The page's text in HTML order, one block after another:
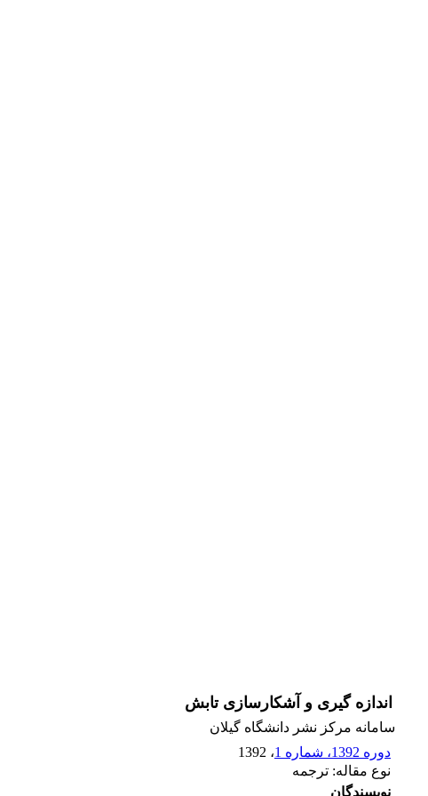
اندازه گیری و آشکارسازی تابش
سامانه مرکز نشر دانشگاه گیلان
دوره 1392، شماره 1
، 1392
نوع مقاله: ترجمه
نویسندگان